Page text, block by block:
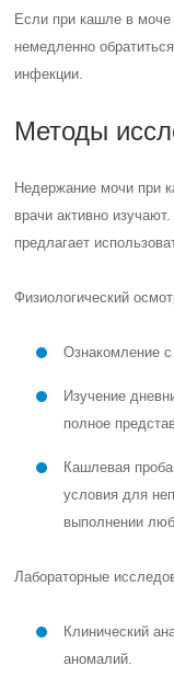
Если при кашле в моче
немедленно
инфекции.
Методы
Недержание мочи при
врачи активно
предлагает
Физиологический
Ознакомление
Изучение
полное
Кашлевая
условия для
выполнении
Лабораторные
Клинический
аномалий.